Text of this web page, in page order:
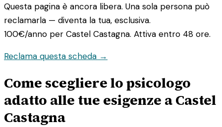
Questa pagina è ancora libera. Una sola persona può
reclamarla — diventa la tua, esclusiva.
100€/anno per Castel Castagna. Attiva entro 48 ore.
Reclama questa scheda →
Come scegliere lo psicologo
adatto alle tue esigenze a Castel
Castagna